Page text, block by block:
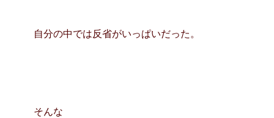
自分の中では反省がいっぱいだった。
そんな